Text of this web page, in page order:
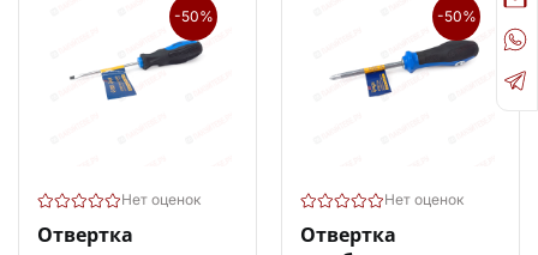
-50%
Нет оценок
Отвертка
-50%
Нет оценок
Отвертка